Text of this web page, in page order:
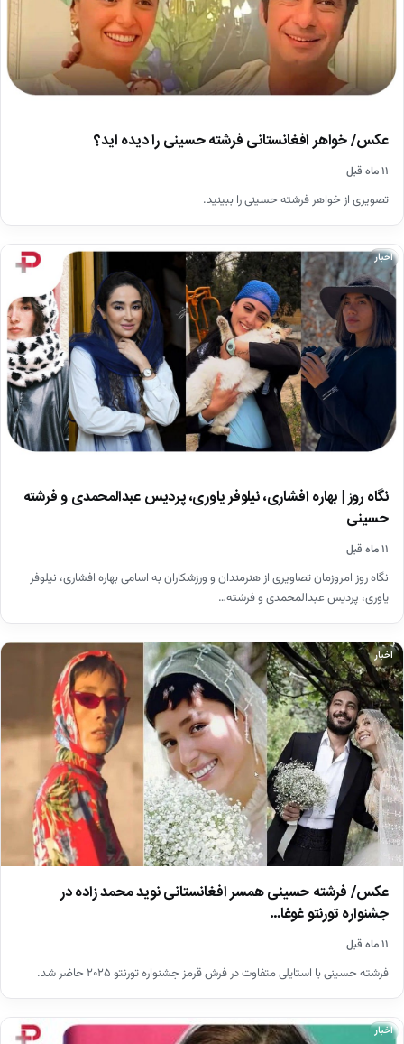
عکس/ خواهر افغانستانی فرشته حسینی را دیده اید؟
۱۱ ماه قبل
تصویری از خواهر فرشته حسینی را ببینید.
اخبار
نگاه روز | بهاره افشاری، نیلوفر یاوری، پردیس عبدالمحمدی و فرشته
حسینی
۱۱ ماه قبل
نگاه روز امروزمان تصاویری از هنرمندان و ورزشکاران به اسامی بهاره افشاری، نیلوفر
یاوری، پردیس عبدالمحمدی و فرشته…
اخبار
عکس/ فرشته حسینی همسر افغانستانی نوید محمد زاده در
جشنواره تورنتو غوغا…
۱۱ ماه قبل
فرشته حسینی با استایلی متفاوت در فرش قرمز جشنواره تورنتو ۲۰۲۵ حاضر شد.
اخبار